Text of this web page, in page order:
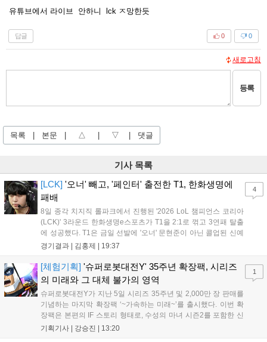
유튜브에서 라이브 안하니 lck ㅈ망한듯
답글 0
0
새로고침
등록
목록 | 본문 | △ | ▽ | 댓글
기사 목록
[LCK] '오너' 빼고, '페인터' 출전한 T1, 한화생명에
패배
8일 종각 치지직 롤파크에서 진행된 '2026 LoL 챔피언스 코리아
(LCK)' 3라운드 한화생명e스포츠가 T1을 2:1로 꺾고 3연패 탈출
에 성공했다. T1은 금일 선발에 '오너' 문현준이 아닌 콜업된 신예
'페인터' 김은후를 투입했지만, 결국 1:2로 패배하고 말았다. T1은
을 빼냈다....
경기결과 | 김홍제 | 19:37
4
[체험기획] '슈퍼로봇대전Y' 35주년 확장팩, 시리즈
의 미래와 그 대체 불가의 영역
슈퍼로봇대전Y가 지난 5일 시리즈 35주년 및 2,000만 장 판매를
기념하는 마지막 확장팩 ‘~가속하는 미래~’를 출시했다. 이번 확
장팩은 본편의 IF 스토리 형태로, 수성의 마녀 시즌2를 포함한 신
규 참전작과 크로스오버 합체기를 선보이며 작품을 완결 짓는다.
기획기사 | 강승진 | 13:20
1